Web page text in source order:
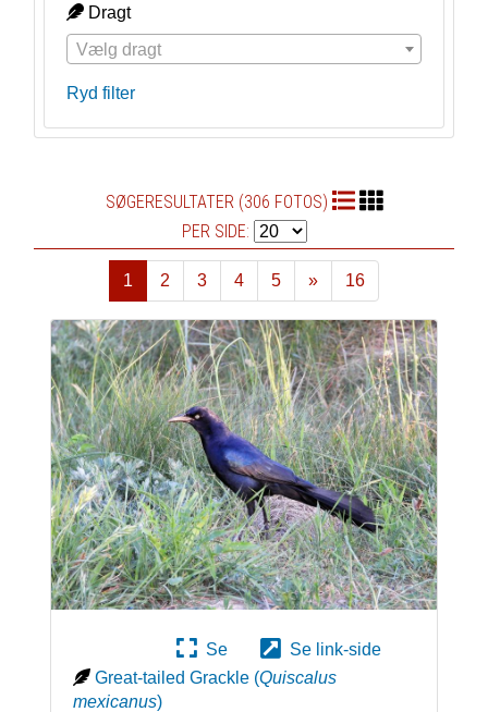
Dragt
Vælg dragt
Ryd filter
SØGERESULTATER (306 FOTOS)
PER SIDE:
1 2 3 4 5
»
Næste
16
Se
Se link-side
Great-tailed Grackle (Quiscalus
mexicanus)